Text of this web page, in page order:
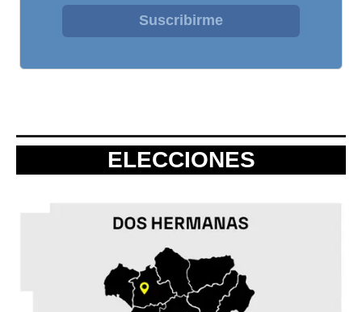
Suscribirme
ELECCIONES